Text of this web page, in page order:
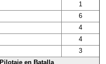
1
6
4
4
3
Pilotaje en Batalla